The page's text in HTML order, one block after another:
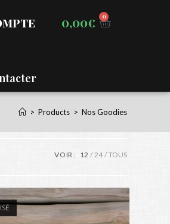
0,00€ 0
> Products > Nos Goodies
VOIR : 12 24 TOUS